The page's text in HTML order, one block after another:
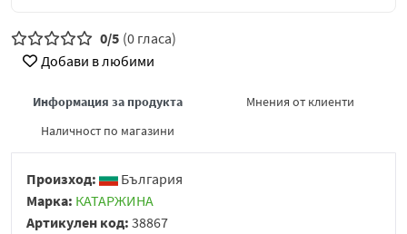
0/5 (0 гласа)
Добави в любими
Информация за продукта
Мнения от клиенти
Наличност по магазини
Произход:
България
Марка: КАТАРЖИНА
Артикулен код: 38867